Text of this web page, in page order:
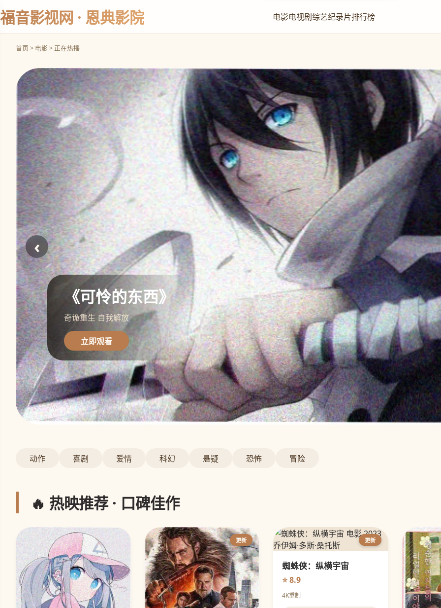
福音影视网 · 恩典影院 电影电视剧综艺纪录片排行榜
首页 > 电影 > 正在热播
《可怜的东西》
奇诡重生 自我解放
立即观看
‹
动作 喜剧 爱情 科幻 悬疑 恐怖 冒险
🔥 热映推荐 · 口碑佳作
更新 更新
蜘蛛侠：纵横宇宙
⭐ 8.9
4K重制